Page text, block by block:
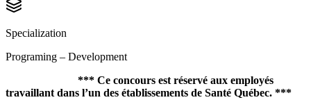
Specialization
Programing – Development
*** Ce concours est réservé aux employés
travaillant dans l’un des établissements de Santé Québec. ***